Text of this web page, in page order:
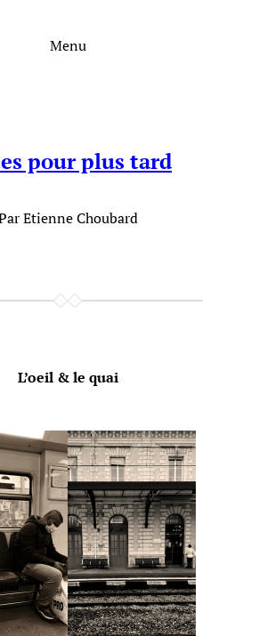
Menu
pour plus tard
Etienne Choubard
L’oeil & le quai